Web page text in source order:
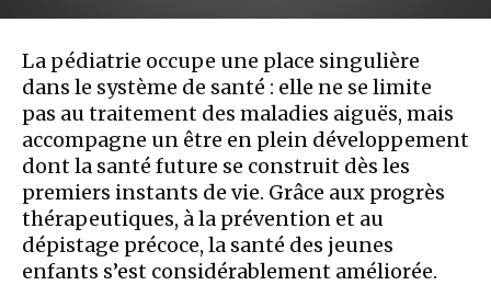
La pédiatrie occupe une place singulière
dans le système de santé : elle ne se limite
pas au traitement des maladies aiguës, mais
accompagne un être en plein développement
dont la santé future se construit dès les
premiers instants de vie. Grâce aux progrès
thérapeutiques, à la prévention et au
dépistage précoce, la santé des jeunes
enfants s’est considérablement améliorée.